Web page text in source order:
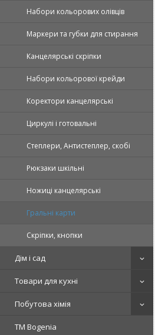
Набори кольорових олівців
Маркери та губки для стирання
Канцелярські скріпки
Набори кольорової крейди
Коректори канцелярські
Циркулі і готовальні
Степлери, Антистеплер, скобі
Рюкзаки шкільні
Ножиці канцелярські
Гральні карти
Скріпки, кнопки
Дім і сад
Товари для кухні
Побутова хімія
ТМ Bogenia